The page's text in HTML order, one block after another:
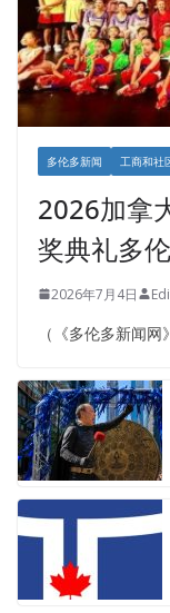
多伦多新闻 工商和社
2026加拿
奖典礼多
2026年7月4日
（《多伦多新闻